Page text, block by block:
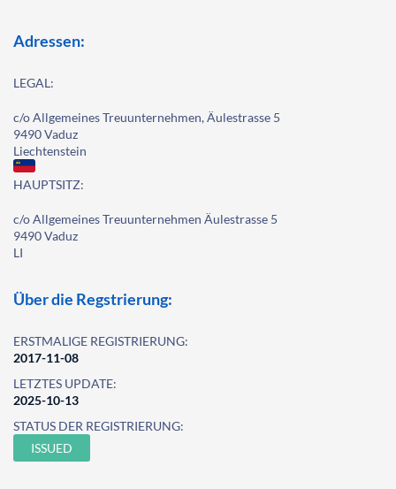
Adressen:
LEGAL:
c/o Allgemeines Treuunternehmen, Äulestrasse 5
9490 Vaduz
Liechtenstein
HAUPTSITZ:
c/o Allgemeines Treuunternehmen Äulestrasse 5
9490 Vaduz
LI
Über die Regstrierung:
ERSTMALIGE REGISTRIERUNG:
2017-11-08
LETZTES UPDATE:
2025-10-13
STATUS DER REGISTRIERUNG:
ISSUED